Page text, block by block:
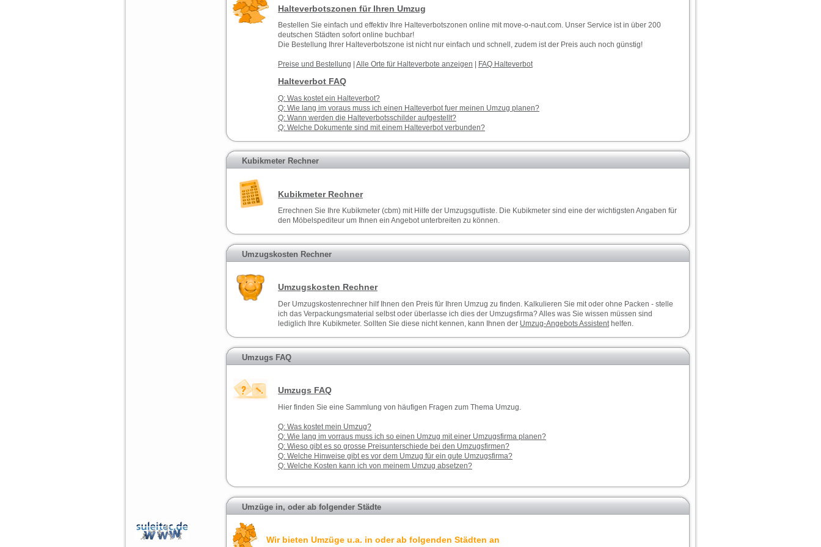
Halteverbotszonen für Ihren Umzug
Bestellen Sie einfach und effektiv Ihre Halteverbotszonen online mit move-o-naut.com. Unser Service ist in über 200
deutschen Städten sofort online buchbar!
Die Bestellung Ihrer Halteverbotszone ist nicht nur einfach und schnell, zudem ist der Preis auch noch günstig!
Preise und Bestellung Alle Orte für Halteverbote anzeigen FAQ Halteverbot
Halteverbot FAQ
Q: Was kostet ein Halteverbot?
Q: Wie lang im voraus muss ich einen Halteverbot fuer meinen Umzug planen?
Q: Wann werden die Halteverbotsschilder aufgestellt?
Q: Welche Dokumente sind mit einem Halteverbot verbunden?
Kubikmeter Rechner
Kubikmeter Rechner
Errechnen Sie Ihre Kubikmeter (cbm) mit Hilfe der Umzugsgutliste. Die Kubikmeter sind eine der wichtigsten Angaben für
den Möbelspediteur um Ihnen ein Angebotunterbreiten zu können.
Umzugskosten Rechner
Umzugskosten Rechner
Der Umzugskostenrechner hilf Ihnen den Preis für Ihren Umzug zu finden. Kalkulieren Sie mit oder ohne Packen - stelle
ich das Verpackungsmaterial selbst oder überlasse ich dies der Umzugsfirma? Alles was Sie wissen müssen sind
lediglich Ihre Kubikmeter. Sollten Sie diese nicht kennen, kann Ihnen der Umzug-AngebotsAssistenthelfen.
Umzugs FAQ
Umzugs FAQ
Hier finden Sie eine Sammlung von häufigen Fragen zum Thema Umzug.
Q: Was kostet mein Umzug?
Q: Wie lang im vorraus muss ich so einen Umzug mit einer Umzugsfirma planen?
Q: Wieso gibt es so grosse Preisunterschiede bei den Umzugsfirmen?
Q: Welche Hinweise gibt es vor dem Umzug für ein gute Umzugsfirma?
Q: Welche Kosten kann ich von meinem Umzug absetzen?
Umzüge in, oder ab folgender Städte
Wir bieten Umzüge u.a. in oder ab folgenden Städten an